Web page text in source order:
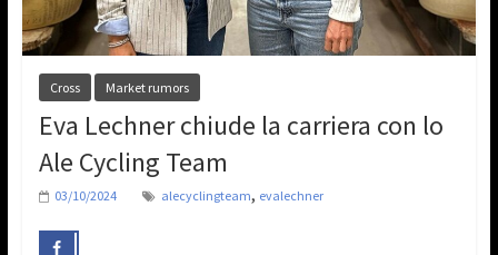
Cross Market rumors
Eva Lechner chiude la carriera con lo
Ale Cycling Team
03/10/2024 alecyclingteam, evalechner